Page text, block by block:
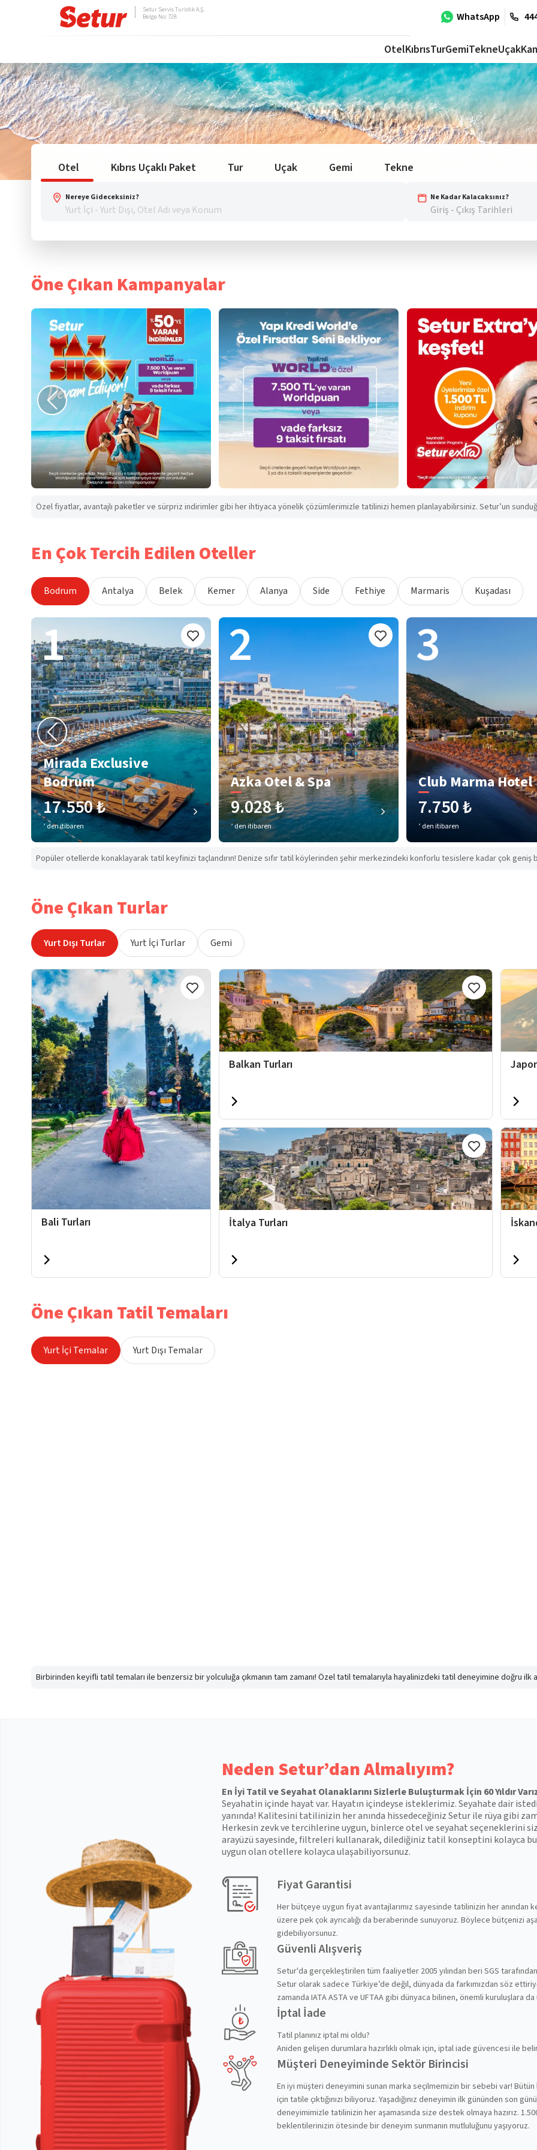
WhatsApp
Setur Servis Turistik A.Ş.
Belge No: 728
OtelKıbrısTurGemiTekneUçak
Otel Kıbrıs Uçaklı Paket Tur Uçak Gemi Tekne
Nereye Gideceksiniz? Ne Kadar Kalacaksınız?
Giriş - Çıkış Tarihleri
Öne Çıkan Kampanyalar
Özel fiyatlar, avantajlı paketler ve sürpriz indirimler gibi her ihtiyaca yönelik çözümlerimizle tatilinizi hemen planlayabilirsiniz. Setur’un
En Çok Tercih Edilen Oteller
Bodrum Antalya Belek Kemer Alanya Side Fethiye Marmaris Kuşadası
1
Mirada Exclusive
Bodrum
17.550 ₺
’ den itibaren
2
Azka Otel & Spa
9.028 ₺
’ den itibaren
3
Club Marma Hotel
7.750 ₺
’ den itibaren
Popüler otellerde konaklayarak tatil keyfinizi taçlandırın! Denize sıfır tatil köylerinden şehir merkezindeki konforlu tesislere kadar çok geniş
Öne Çıkan Turlar
Yurt Dışı Turlar Yurt İçi Turlar Gemi
Bali Turları
Balkan Turları
İtalya Turları
Öne Çıkan Tatil Temaları
Yurt İçi Temalar Yurt Dışı Temalar
Birbirinden keyifli tatil temaları ile benzersiz bir yolculuğa çıkmanın tam zamanı! Özel tatil temalarıyla hayalinizdeki tatil deneyimine doğru ilk
Neden Setur’dan Almalıyım?
En İyi Tatil ve Seyahat Olanaklarını Sizlerle Buluşturmak İçin 60 Yıldır
Seyahatin içinde hayat var. Hayatın içindeyse isteklerimiz. Seyahate dair
yanında! Kalitesini tatilinizin her anında hissedeceğiniz Setur ile rüya gibi
Herkesin zevk ve tercihlerine uygun, binlerce otel ve seyahat seçeneklerini
arayüzü sayesinde, filtreleri kullanarak, dilediğiniz tatil konseptini kolayca
uygun olan otellere kolayca ulaşabiliyorsunuz.
Fiyat Garantisi
Her bütçeye uygun fiyat avantajlarımız sayesinde tatilinizin her anından
üzere pek çok ayrıcalığı da beraberinde sunuyoruz. Böylece bütçenizi
gidebiliyorsunuz.
Güvenli Alışveriş
Setur'da gerçekleştirilen tüm faaliyetler 2005 yılından beri SGS
Setur olarak sadece Türkiye’de değil, dünyada da farkımızdan söz
zamanda IATA ASTA ve UFTAA gibi dünyaca bilinen, önemli kuruluşlara
İptal İade
Tatil planınız iptal mi oldu?
Aniden gelişen durumlara hazırlıklı olmak için, iptal iade güvencesi ile
Müşteri Deneyiminde Sektör Birincisi
En iyi müşteri deneyimini sunan marka seçilmemizin bir sebebi var!
için tatile çıktığınızı biliyoruz. Yaşadığınız deneyimin ilk gününden son
deneyimimizle tatilinizin her aşamasında size destek olmaya hazırız.
beklentilerinizin ötesinde bir deneyim sunmanın mutluluğunu yaşıyoruz.